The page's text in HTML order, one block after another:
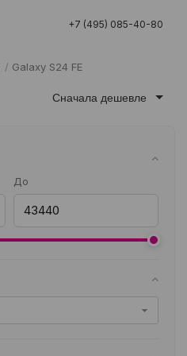
+7 (495) 085-40-80
/ Galaxy S24 FE
Сначала дешевле
До